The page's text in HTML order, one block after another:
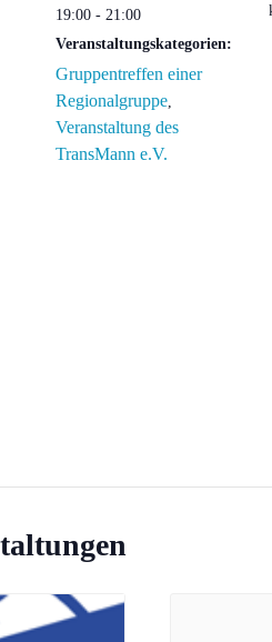
19:00 - 21:00
Veranstaltungskategorien:
Gruppentreffen einer
Regionalgruppe,
Veranstaltung des
TransMann e.V.